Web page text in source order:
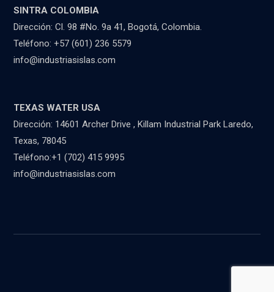
SINTRA COLOMBIA
Dirección: Cl. 98 #No. 9a 41, Bogotá, Colombia.
Teléfono: +57 (601) 236 5579
info@industriasislas.com
TEXAS WATER USA
Dirección: 14601 Archer Drive , Killam Industrial Park Laredo,
Texas, 78045
Teléfono:+1 (702) 415 9995
info@industriasislas.com